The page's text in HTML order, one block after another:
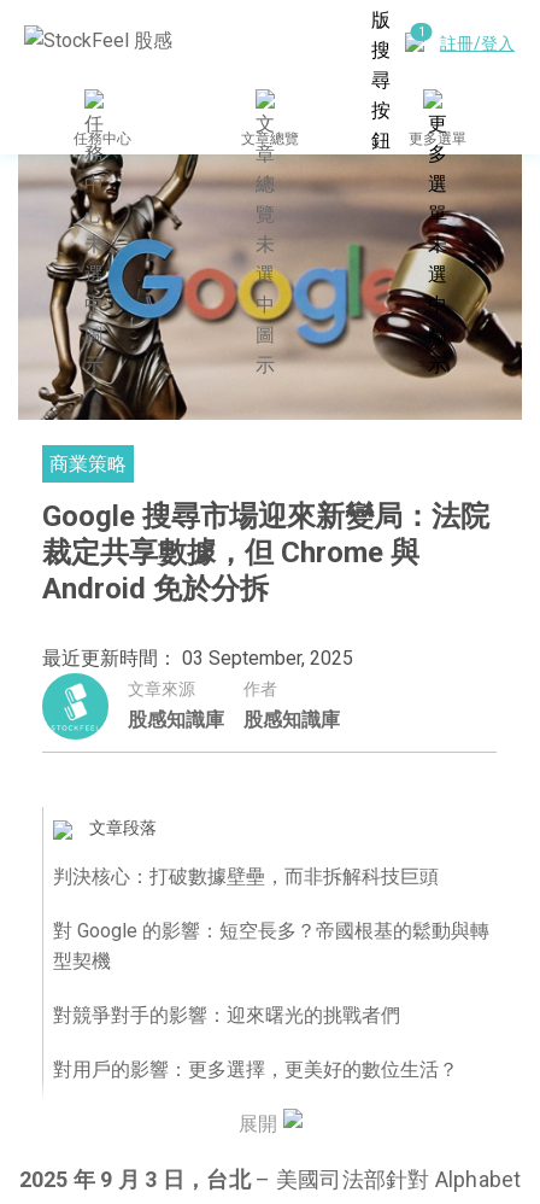
註冊/登入
任務中心 文章總覽 更多選單
商業策略
Google 搜尋市場迎來新變局：法院
裁定共享數據，但 Chrome 與
Android 免於分拆
最近更新時間： 03 September, 2025
文章來源
股感知識庫
作者
股感知識庫
文章段落
判決核心：打破數據壁壘，而非拆解科技巨頭
對 Google 的影響：短空長多？帝國根基的鬆動與轉
型契機
對競爭對手的影響：迎來曙光的挑戰者們
對用戶的影響：更多選擇，更美好的數位生活？
結語：一個時代的轉捩點
展開
2025 年 9 月 3 日，台北– 美國司法部針對 Alphabet